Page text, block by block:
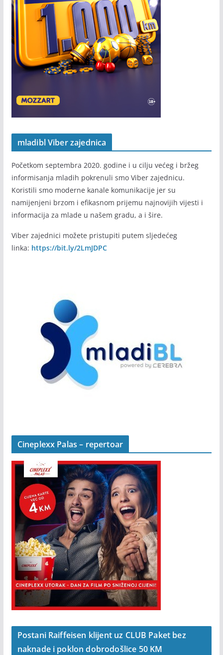
mladibl Viber zajednica
Početkom septembra 2020. godine i u cilju većeg i bržeg
informisanja mladih pokrenuli smo Viber zajednicu.
Koristili smo moderne kanale komunikacije jer su
namijenjeni brzom i efikasnom prijemu najnovijih vijesti i
informacija za mlade u našem gradu, a i šire.
Viber zajednici možete pristupiti putem sljedećeg
linka: https://bit.ly/2LmJDPC
Cineplexx Palas – repertoar
Postani Raiffeisen klijent uz CLUB Paket bez
naknade i poklon dobrodošlice 50 KM